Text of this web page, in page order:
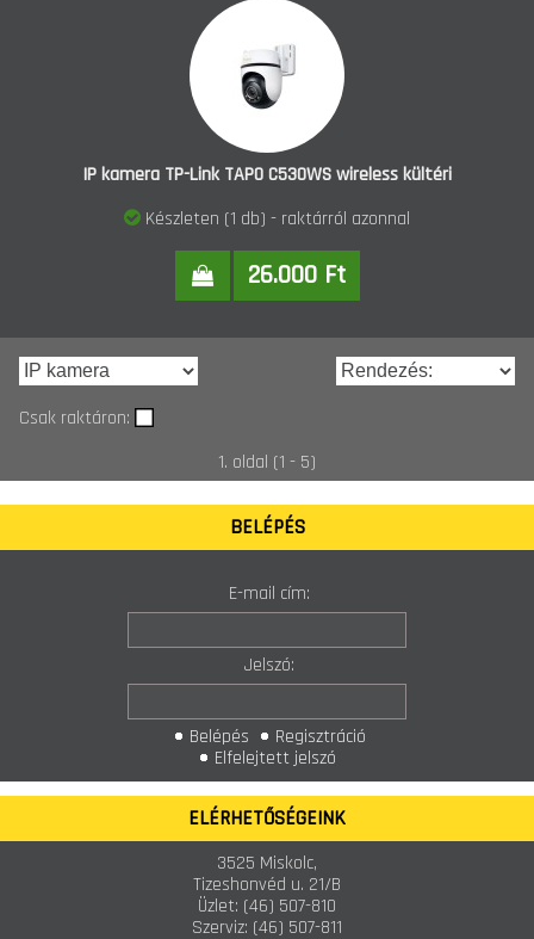
IP kamera TP-Link TAPO C530WS wireless kültéri
Készleten (1 db) - raktárról azonnal
26.000 Ft
Csak raktáron:
1. oldal (1 - 5)
BELÉPÉS
E-mail cím:
Jelszó:
Belépés
Regisztráció
Elfelejtett jelszó
ELÉRHETŐSÉGEINK
3525 Miskolc,
Tizeshonvéd u. 21/B
Üzlet: (46) 507-810
Szerviz: (46) 507-811